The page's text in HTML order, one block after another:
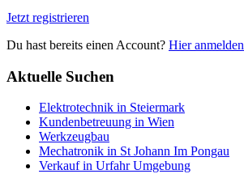
Jetzt registrieren
Du hast bereits einen Account? Hier anmelden
Aktuelle Suchen
Elektrotechnik in Steiermark
Kundenbetreuung in Wien
Werkzeugbau
Mechatronik in St Johann Im Pongau
Verkauf in Urfahr Umgebung